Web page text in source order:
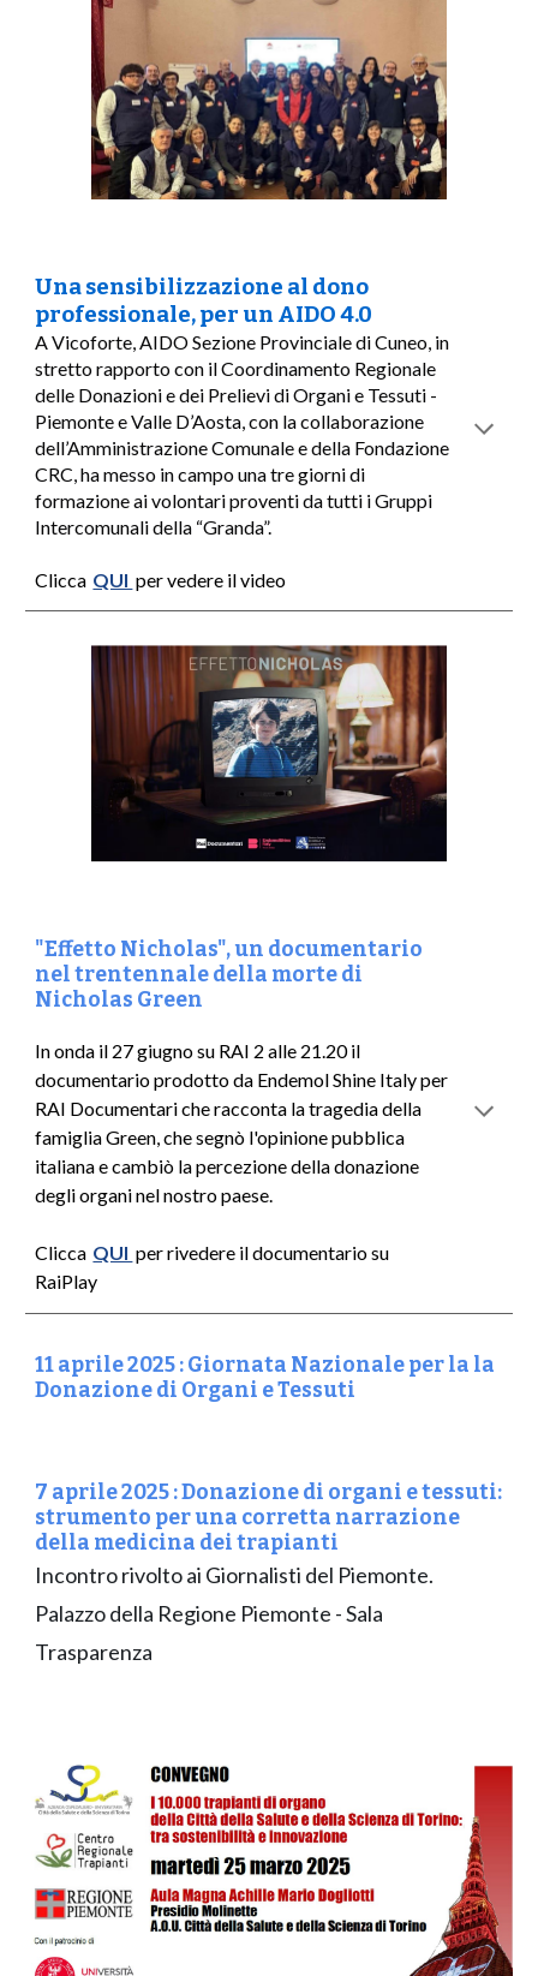
Una sensibilizzazione al dono
professionale, per un AIDO 4.0
A Vicoforte, AIDO Sezione Provinciale di Cuneo, in
stretto rapporto con il Coordinamento Regionale
delle Donazioni e dei Prelievi di Organi e Tessuti -
Piemonte e Valle D’Aosta, con la collaborazione
dell’Amministrazione Comunale e della Fondazione
CRC, ha messo in campo una tre giorni di
formazione ai volontari proventi da tutti i Gruppi
Intercomunali della “Granda”.
Clicca QUI per vedere il video
"Effetto Nicholas", un documentario
nel trentennale della morte di
Nicholas Green
In onda il 27 giugno su RAI 2 alle 21.20 il
documentario prodotto da Endemol Shine Italy per
RAI Documentari che racconta la tragedia della
famiglia Green, che segnò l'opinione pubblica
italiana e cambiò la percezione della donazione
degli organi nel nostro paese.
Clicca QUI per rivedere il documentario su
RaiPlay
11 aprile 2025 : Giornata Nazionale per la la
Donazione di Organi e Tessuti
7 aprile 2025:Donazione di organi e tessuti:
strumento per una corretta narrazione
della medicina dei trapianti
Incontro rivolto ai Giornalisti del Piemonte.
Palazzo della Regione Piemonte - Sala
Trasparenza